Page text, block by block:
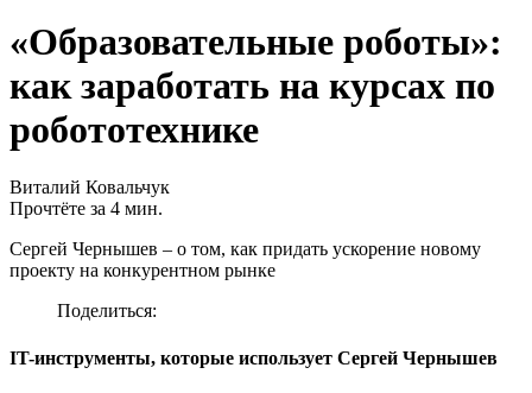
«Образовательные роботы»:
как заработать на курсах по
робототехнике
Виталий Ковальчук
Прочтёте за 4 мин.
Сергей Чернышев – о том, как придать ускорение новому
проекту на конкурентном рынке
Поделиться:
IT-инструменты, которые использует Сергей Чернышев